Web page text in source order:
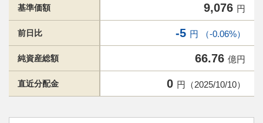
基準価額 9,076 円
前日比 -5 円 （-0.06%）
純資産総額 66.76 億円
直近分配金 0 円（2025/10/10）